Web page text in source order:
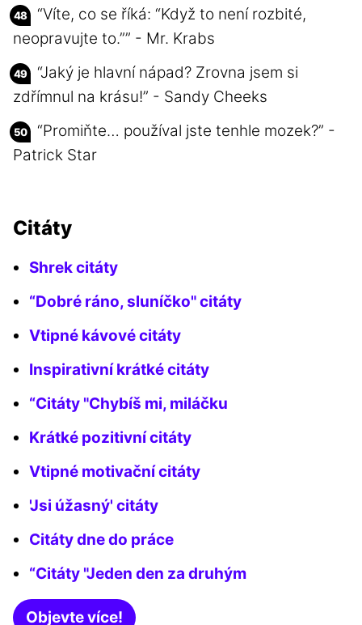
“Víte, co se říká: “Když to není rozbité,
neopravujte to.”” - Mr. Krabs
“Jaký je hlavní nápad? Zrovna jsem si
zdřímnul na krásu!” - Sandy Cheeks
“Promiňte… používal jste tenhle mozek?” -
Patrick Star
Citáty
Shrek citáty
“Dobré ráno, sluníčko" citáty
Vtipné kávové citáty
Inspirativní krátké citáty
“Citáty "Chybíš mi, miláčku
Krátké pozitivní citáty
Vtipné motivační citáty
'Jsi úžasný' citáty
Citáty dne do práce
“Citáty "Jeden den za druhým
Objevte více!